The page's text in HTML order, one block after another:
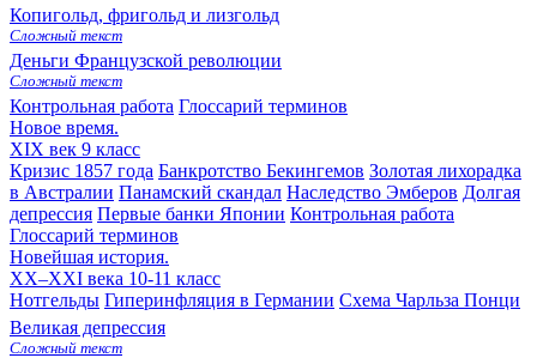
Копигольд, фригольд и лизгольд
Сложный текст
Деньги Французской революции
Сложный текст
Контрольная работа Глоссарий терминов
Новое время.
XIX век 9 класс
Кризис 1857 года Банкротство Бекингемов Золотая лихорадка
в Австралии Панамский скандал Наследство Эмберов Долгая
депрессия Первые банки Японии Контрольная работа
Глоссарий терминов
Новейшая история.
XX–XXI века 10-11 класс
Нотгельды Гиперинфляция в Германии Схема Чарльза Понци
Великая депрессия
Сложный текст